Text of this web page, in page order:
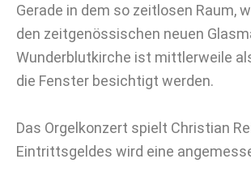
Gerade in dem so zeitlosen Raum,
den zeitgenössischen neuen
Wunderblutkirche ist mittlerweile
die Fenster besichtigt werden.
Das Orgelkonzert spielt Christian
Eintrittsgeldes wird eine